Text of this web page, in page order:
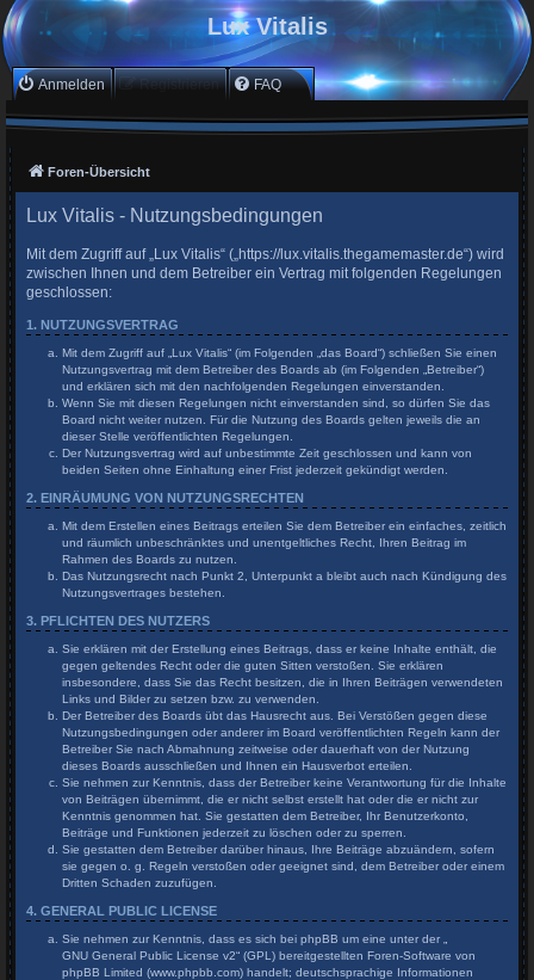
Lux Vitalis
Anmelden Registrieren FAQ
Foren-Übersicht
Lux Vitalis - Nutzungsbedingungen
Mit dem Zugriff auf „Lux Vitalis“ („https://lux.vitalis.thegamemaster.de“) wird
zwischen Ihnen und dem Betreiber ein Vertrag mit folgenden Regelungen
geschlossen:
1. NUTZUNGSVERTRAG
Mit dem Zugriff auf „Lux Vitalis“ (im Folgenden „das Board“) schließen Sie einen
Nutzungsvertrag mit dem Betreiber des Boards ab (im Folgenden „Betreiber“)
und erklären sich mit den nachfolgenden Regelungen einverstanden.
Wenn Sie mit diesen Regelungen nicht einverstanden sind, so dürfen Sie das
Board nicht weiter nutzen. Für die Nutzung des Boards gelten jeweils die an
dieser Stelle veröffentlichten Regelungen.
Der Nutzungsvertrag wird auf unbestimmte Zeit geschlossen und kann von
beiden Seiten ohne Einhaltung einer Frist jederzeit gekündigt werden.
2. EINRÄUMUNG VON NUTZUNGSRECHTEN
Mit dem Erstellen eines Beitrags erteilen Sie dem Betreiber ein einfaches, zeitlich
und räumlich unbeschränktes und unentgeltliches Recht, Ihren Beitrag im
Rahmen des Boards zu nutzen.
Das Nutzungsrecht nach Punkt 2, Unterpunkt a bleibt auch nach Kündigung des
Nutzungsvertrages bestehen.
3. PFLICHTEN DES NUTZERS
Sie erklären mit der Erstellung eines Beitrags, dass er keine Inhalte enthält, die
gegen geltendes Recht oder die guten Sitten verstoßen. Sie erklären
insbesondere, dass Sie das Recht besitzen, die in Ihren Beiträgen verwendeten
Links und Bilder zu setzen bzw. zu verwenden.
Der Betreiber des Boards übt das Hausrecht aus. Bei Verstößen gegen diese
Nutzungsbedingungen oder anderer im Board veröffentlichten Regeln kann der
Betreiber Sie nach Abmahnung zeitweise oder dauerhaft von der Nutzung
dieses Boards ausschließen und Ihnen ein Hausverbot erteilen.
Sie nehmen zur Kenntnis, dass der Betreiber keine Verantwortung für die Inhalte
von Beiträgen übernimmt, die er nicht selbst erstellt hat oder die er nicht zur
Kenntnis genommen hat. Sie gestatten dem Betreiber, Ihr Benutzerkonto,
Beiträge und Funktionen jederzeit zu löschen oder zu sperren.
Sie gestatten dem Betreiber darüber hinaus, Ihre Beiträge abzuändern, sofern
sie gegen o. g. Regeln verstoßen oder geeignet sind, dem Betreiber oder einem
Dritten Schaden zuzufügen.
4. GENERAL PUBLIC LICENSE
Sie nehmen zur Kenntnis, dass es sich bei phpBB um eine unter der „
GNU General Public License v2“ (GPL) bereitgestellten Foren-Software von
phpBB Limited (www.phpbb.com) handelt; deutschsprachige Informationen